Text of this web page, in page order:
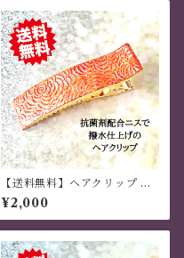
【送料無料】ヘアクリップ 大
きめ しっかり おしゃれ 金属製
和風 薔薇 ハンドメイド サーモ
ンピンク
¥2,000